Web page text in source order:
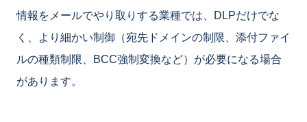
情報をメールでやり取りする業種では、DLPだけでな
く、より細かい制御（宛先ドメインの制限、添付ファイ
ルの種類制限、BCC強制変換など）が必要になる場合
があります。